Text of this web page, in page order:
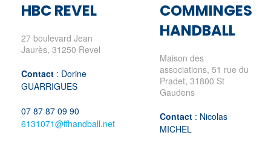
HBC REVEL
27 boulevard Jean
Jaurès, 31250 Revel
Contact : Dorine
GUARRIGUES
07 87 87 09 90
6131071@ffhandball.net
COMMINGES
HANDBALL
Maison des
associations, 51 rue du
Pradet, 31800 St
Gaudens
Contact : Nicolas
MICHEL